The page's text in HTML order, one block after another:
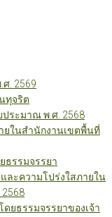
. 2569
ทุจริต
ประมาณ พ.ศ. 2568
ยในสำนักงานเขตพื้นที่
ธรรมจรรยา
ละความโปร่งใสภายใน
ยธรรมจรรยาของเจ้า